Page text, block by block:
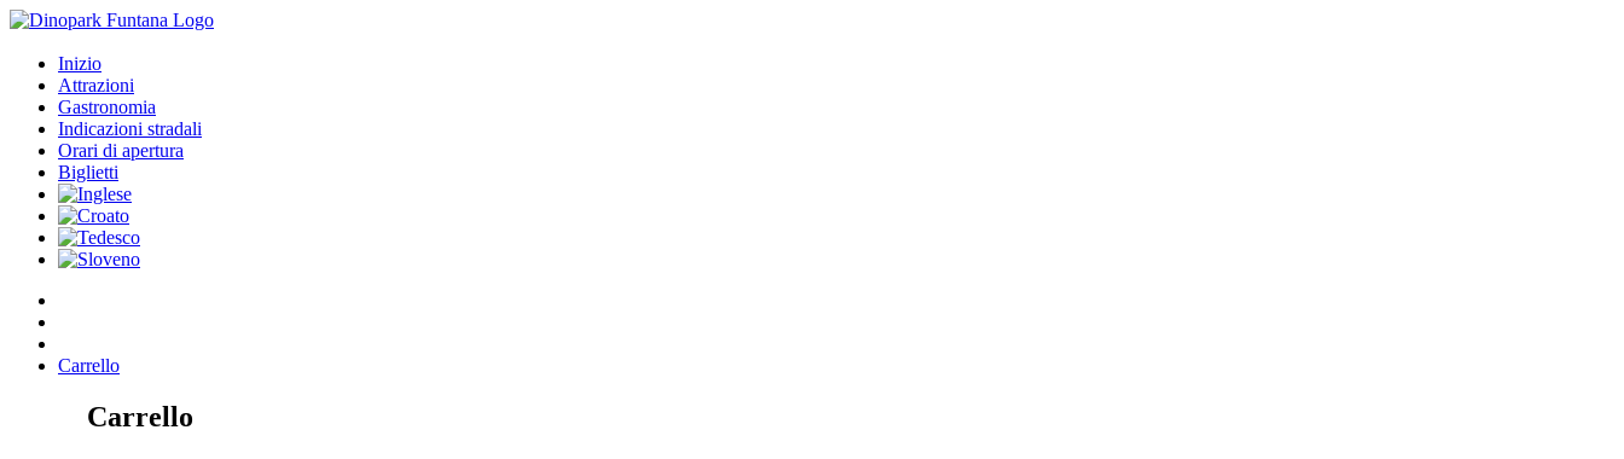
Inizio
Attrazioni
Gastronomia
Indicazioni stradali
Orari di apertura
Biglietti
Carrello
Carrello